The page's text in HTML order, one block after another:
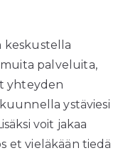
keskustella
muita palveluita,
yhteyden
ystäviesi
voit jakaa
et vieläkään tiedä